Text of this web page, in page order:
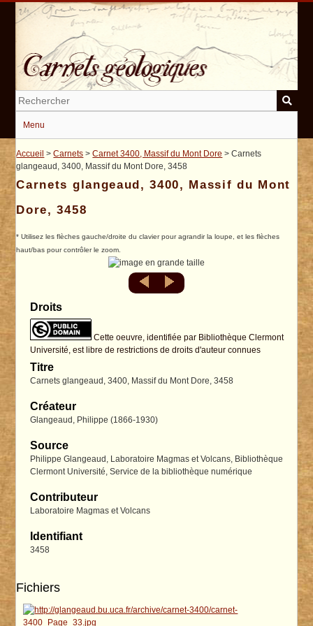
Passer
Menu
Accueil >Carnets >Carnet 3400, Massif du Mont Dore > Carnets
glangeaud, 3400, Massif du Mont Dore, 3458
Carnets glangeaud, 3400, Massif du Mont
Dore, 3458
* Utilisez les flèches gauche/droite du clavier pour agrandir la loupe, et les flèches
haut/bas pour contrôler le zoom.
Droits
Cette oeuvre, identifiée par Bibliothèque Clermont
Université, est libre de restrictions de droits d'auteur connues
Titre
Carnets glangeaud, 3400, Massif du Mont Dore, 3458
Créateur
Glangeaud, Philippe (1866-1930)
Source
Philippe Glangeaud, Laboratoire Magmas et Volcans, Bibliothèque
Clermont Université, Service de la bibliothèque numérique
Contributeur
Laboratoire Magmas et Volcans
Identifiant
3458
Fichiers